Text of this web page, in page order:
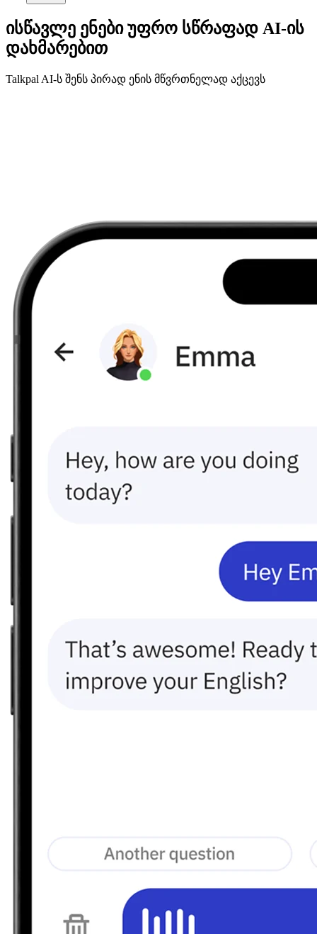
ისწავლე ენები უფრო სწრაფად AI-ის
დახმარებით
Talkpal AI-ს შენს პირად ენის მწვრთნელად აქცევს